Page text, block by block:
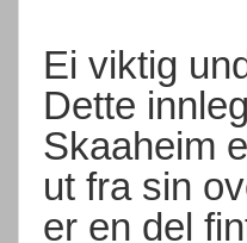
Ei viktig
Dette
Skaaheim
ut fra sin
er en del